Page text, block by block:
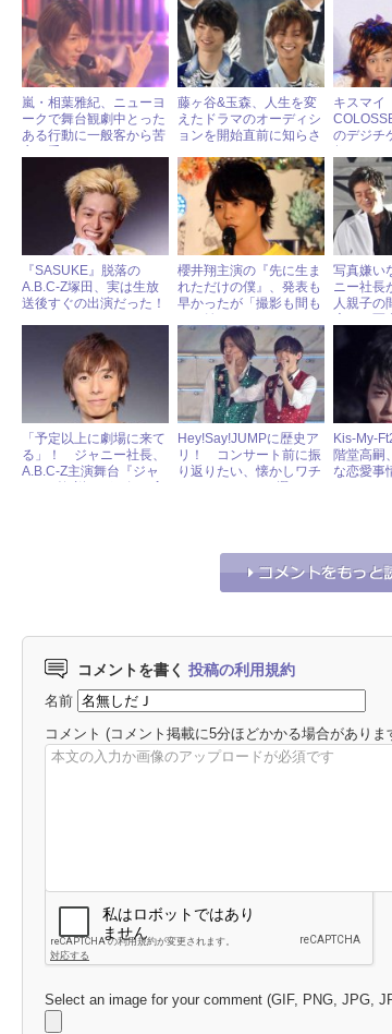
嵐・相葉雅紀、ニューヨ
ークで舞台観劇中とった
ある行動に一般客から苦
藤ヶ谷&玉森、人生を変
えたドラマのオーディシ
ョンを開始直前に知らさ
キスマイ
のデジチ
変更され
『SASUKE』脱落の
A.B.C-Z塚田、実は生放
送後すぐの出演だった！
櫻井翔主演の『先に生ま
れただけの僕』、発表も
早かったが「撮影も間も
写真嫌
ニー社長
人親子の
「予定以上に劇場に来て
る」！ ジャニー社長、
A.B.C-Z主演舞台『ジャ
Hey!Say!JUMPに歴史ア
リ！ コンサート前に振
り返りたい、懐かしワチ
Kis-My-
階堂高嗣
な恋愛事
コメントを書く 投稿の利用規約
名前
コメント (コメント掲載に5分ほどかかる場合がありま
Select an image for your comment (GIF, PNG, JPG,